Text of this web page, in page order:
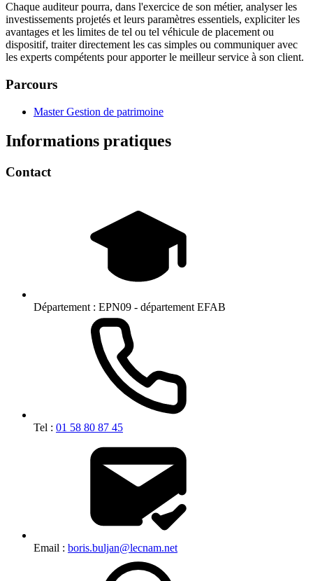
Chaque auditeur pourra, dans l'exercice de son métier, analyser les
investissements projetés et leurs paramètres essentiels, expliciter les
avantages et les limites de tel ou tel véhicule de placement ou
dispositif, traiter directement les cas simples ou communiquer avec
les experts compétents pour apporter le meilleur service à son client.
Parcours
Master Gestion de patrimoine
Informations pratiques
Contact
Département : EPN09 - département EFAB
Tel : 01 58 80 87 45
Email : boris.buljan@lecnam.net